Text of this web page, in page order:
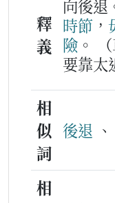
釋
義
向後退
時節 ，
險 。
要靠太
相
似
詞
後退
相